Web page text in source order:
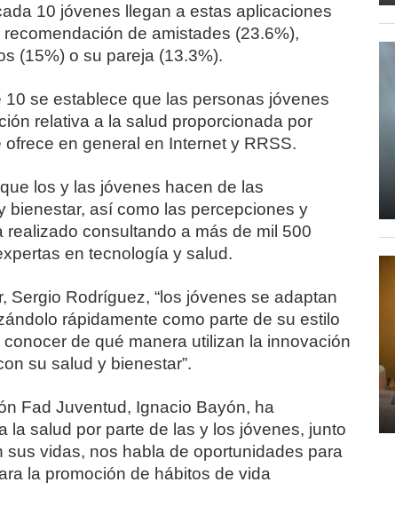
10 jóvenes llegan a estas aplicaciones
de amistades (23.6%),
(15%) o su pareja (13.3%).
se establece que las personas jóvenes
relativa a la salud proporcionada por
en general en Internet y RRSS.
los y las jóvenes hacen de las
así como las percepciones y
consultando a más de mil 500
en tecnología y salud.
Sergio Rodríguez, “los jóvenes se adaptan
rápidamente como parte de su estilo
de qué manera utilizan la innovación
su salud y bienestar”.
Fad Juventud, Ignacio Bayón, ha
la salud por parte de las y los jóvenes, junto
vidas, nos habla de oportunidades para
la promoción de hábitos de vida